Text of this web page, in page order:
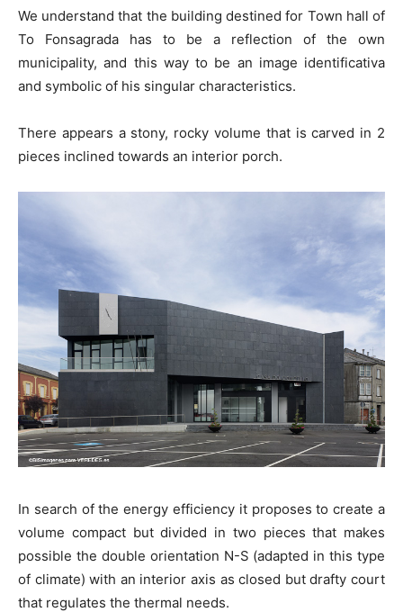
We understand that the building destined for Town hall of
To Fonsagrada has to be a reflection of the own
municipality, and this way to be an image identificativa
and symbolic of his singular characteristics.
There appears a stony, rocky volume that is carved in 2
pieces inclined towards an interior porch.
In search of the energy efficiency it proposes to create a
volume compact but divided in two pieces that makes
possible the double orientation N-S (adapted in this type
of climate) with an interior axis as closed but drafty court
that regulates the thermal needs.